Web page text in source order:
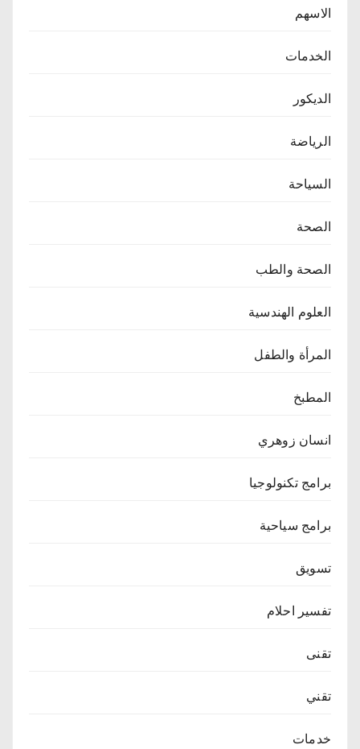
الاسهم
الخدمات
الديكور
الرياضة
السياحة
الصحة
الصحة والطب
العلوم الهندسية
المرأة والطفل
المطبخ
انسان زوهري
برامج تكنولوجيا
برامج سياحية
تسويق
تفسير احلام
تقنى
تقني
خدمات